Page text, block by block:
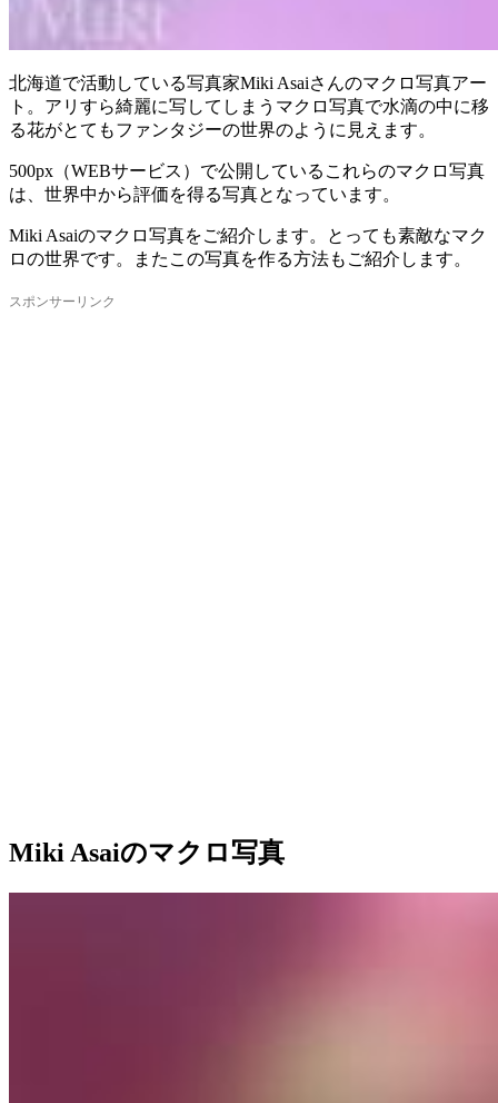
北海道で活動している写真家Miki Asaiさんのマクロ写真アー
ト。アリすら綺麗に写してしまうマクロ写真で水滴の中に移
る花がとてもファンタジーの世界のように見えます。
500px（WEBサービス）で公開しているこれらのマクロ写真
は、世界中から評価を得る写真となっています。
Miki Asaiのマクロ写真をご紹介します。とっても素敵なマク
ロの世界です。またこの写真を作る方法もご紹介します。
Miki Asaiのマクロ写真